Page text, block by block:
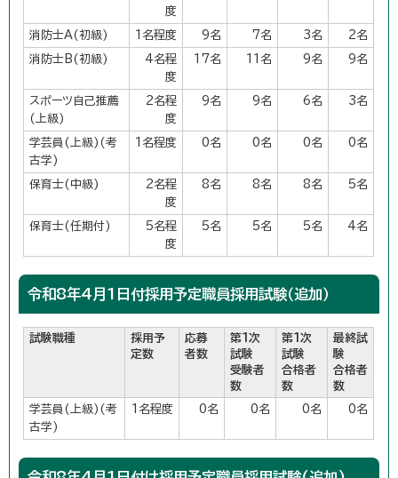
度
消防士A(初級) 1名程度 9名 7名 3名 2名
消防士B(初級)
4名程
度
17名 11名 9名 9名
スポーツ自己推薦
(上級)
2名程
度
9名 9名 6名 3名
学芸員(上級)(考
古学)
1名程度 0名 0名 0名 0名
保育士(中級)
2名程
度
8名 8名 8名 5名
保育士(任期付)
5名程
度
5名 5名 5名 4名
令和8年4月1日付採用予定職員採用試験（追加）
試験職種
採用予
定数
応募
者数
第1次
試験
受験者
数
第1次
試験
合格者
数
最終試
験
合格者
数
学芸員(上級)(考
古学)
1名程度 0名 0名 0名 0名